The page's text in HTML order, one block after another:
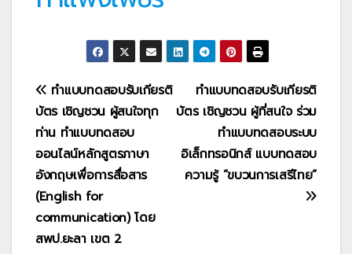
แนะแนว
เรื่อง
ทำแบบทดสอบรับเกียรติ
บัตร เชิญชวน ผู้ที่สนใจ ร่วม
ทำแบบทดสอบระบบ
อิเล็กทรอนิกส์ แบบทดสอบ
ความรู้ “ขบวนการเสรีไทย”
ทำแบบทดสอบรับเกียรติ
บัตร เชิญชวน ผู้สนใจทุก
ท่าน ทำแบบทดสอบ
ออนไลน์หลักสูตรภาษา
อังกฤษเพื่อการสื่อสาร
(English for
communication) โดย
สพป.ยะลา เขต 2